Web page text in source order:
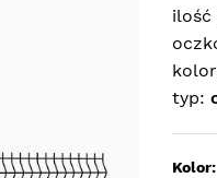
ilość
typ:
Kolor: